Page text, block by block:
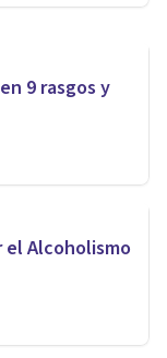
9 rasgos y
Alcoholismo